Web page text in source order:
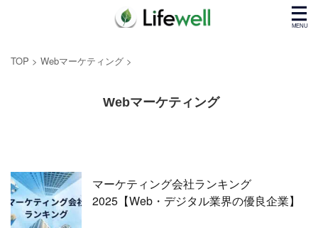
TOP > Webマーケティング >
Webマーケティング
マーケティング会社ランキング
2025【Web・デジタル業界の優良企業】